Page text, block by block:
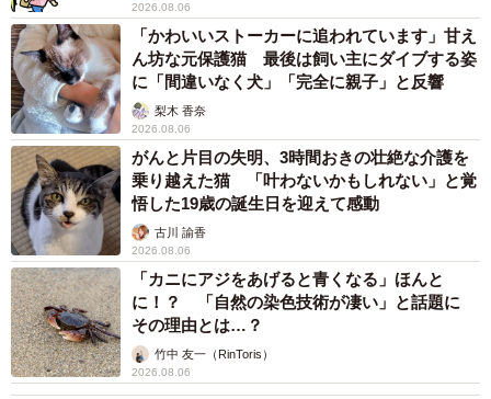
2026.08.06
「かわいいストーカーに追われています」甘え
ん坊な元保護猫 最後は飼い主にダイブする姿
に「間違いなく犬」「完全に親子」と反響
梨木 香奈
2026.08.06
がんと片目の失明、3時間おきの壮絶な介護を
乗り越えた猫 「叶わないかもしれない」と覚
悟した19歳の誕生日を迎えて感動
古川 諭香
2026.08.06
「カニにアジをあげると青くなる」ほんと
に！？ 「自然の染色技術が凄い」と話題に
その理由とは…？
竹中 友一（RinToris）
2026.08.06